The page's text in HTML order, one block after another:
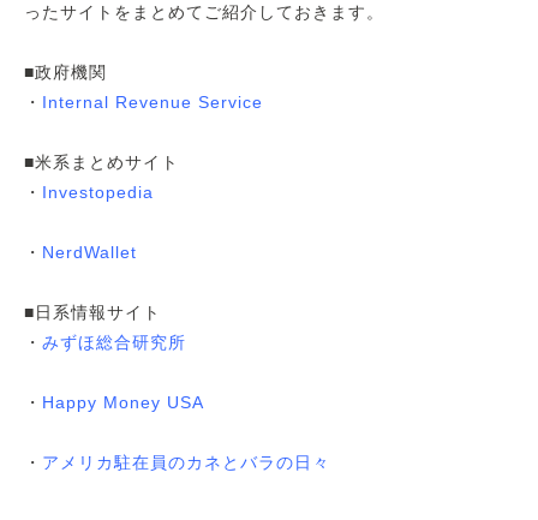
ったサイトをまとめてご紹介しておきます。
■政府機関
・ Internal Revenue Service
■米系まとめサイト
・ Investopedia
・ NerdWallet
■日系情報サイト
・ みずほ総合研究所
・ Happy Money USA
・ アメリカ駐在員のカネとバラの日々